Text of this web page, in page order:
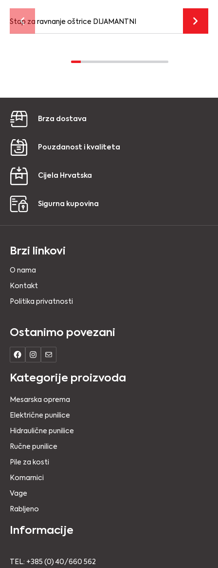
Štap za ravnanje oštrice DIJAMANTNI
Brza dostava
Pouzdanost i kvaliteta
Cijela Hrvatska
Sigurna kupovina
Brzi linkovi
O nama
Kontakt
Politika privatnosti
Ostanimo povezani
Kategorije proizvoda
Mesarska oprema
Električne punilice
Hidraulične punilice
Ručne punilice
Pile za kosti
Komarnici
Vage
Rabljeno
Informacije
TEL: +385 (0) 40/660 562